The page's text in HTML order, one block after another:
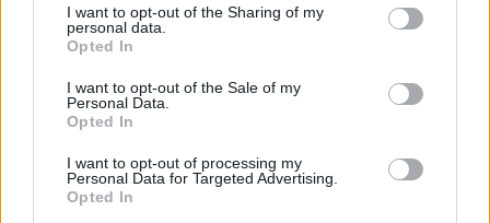
I want to opt-out of the Sharing of my
personal data.
Opted In
I want to opt-out of the Sale of my
Personal Data.
Opted In
I want to opt-out of processing my
Personal Data for Targeted Advertising.
Opted In